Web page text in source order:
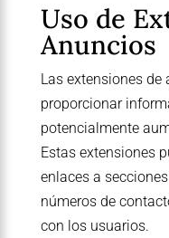
Uso de
Anuncios
Las extensiones
proporcionar
potencialmente
Estas extensiones
enlaces a
números de
con los usuarios.